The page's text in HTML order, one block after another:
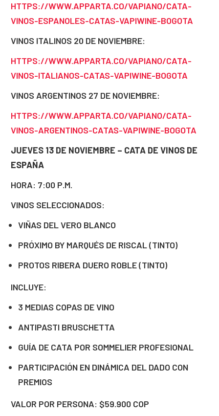
HTTPS://WWW.APPARTA.CO/VAPIANO/CATA-
VINOS-ESPANOLES-CATAS-VAPIWINE-BOGOTA
VINOS ITALINOS 20 DE NOVIEMBRE:
HTTPS://WWW.APPARTA.CO/VAPIANO/CATA-
VINOS-ITALIANOS-CATAS-VAPIWINE-BOGOTA
VINOS ARGENTINOS 27 DE NOVIEMBRE:
HTTPS://WWW.APPARTA.CO/VAPIANO/CATA-
VINOS-ARGENTINOS-CATAS-VAPIWINE-BOGOTA
JUEVES 13 DE NOVIEMBRE – CATA DE VINOS DE
ESPAÑA
HORA: 7:00 P.M.
VINOS SELECCIONADOS:
VIÑAS DEL VERO BLANCO
PRÓXIMO BY MARQUÉS DE RISCAL (TINTO)
PROTOS RIBERA DUERO ROBLE (TINTO)
INCLUYE:
3 MEDIAS COPAS DE VINO
ANTIPASTI BRUSCHETTA
GUÍA DE CATA POR SOMMELIER PROFESIONAL
PARTICIPACIÓN EN DINÁMICA DEL DADO CON
PREMIOS
VALOR POR PERSONA: $59.900 COP